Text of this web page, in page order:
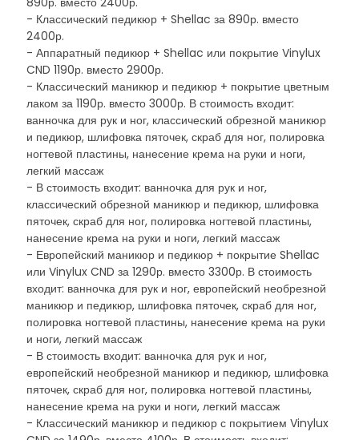
- Классический педикюр + Shellac за 890р. вместо
2400р.
- Аппаратный педикюр + Shellac или покрытие Vinylux
CND 1190р. вместо 2900р.
- Классический маникюр и педикюр + покрытие цветным
лаком за 1190р. вместо 3000р. В стоимость входит:
ванночка для рук и ног, классический обрезной маникюр
и педикюр, шлифовка пяточек, скраб для ног, полировка
ногтевой пластины, нанесение крема на руки и ноги,
легкий массаж
- В стоимость входит: ванночка для рук и ног,
классический обрезной маникюр и педикюр, шлифовка
пяточек, скраб для ног, полировка ногтевой пластины,
нанесение крема на руки и ноги, легкий массаж
- Европейский маникюр и педикюр + покрытие Shellac
или Vinylux CND за 1290р. вместо 3300р. В стоимость
входит: ванночка для рук и ног, европейский необрезной
маникюр и педикюр, шлифовка пяточек, скраб для ног,
полировка ногтевой пластины, нанесение крема на руки
и ноги, легкий массаж
- В стоимость входит: ванночка для рук и ног,
европейский необрезной маникюр и педикюр, шлифовка
пяточек, скраб для ног, полировка ногтевой пластины,
нанесение крема на руки и ноги, легкий массаж
- Классический маникюр и педикюр с покрытием Vinylux